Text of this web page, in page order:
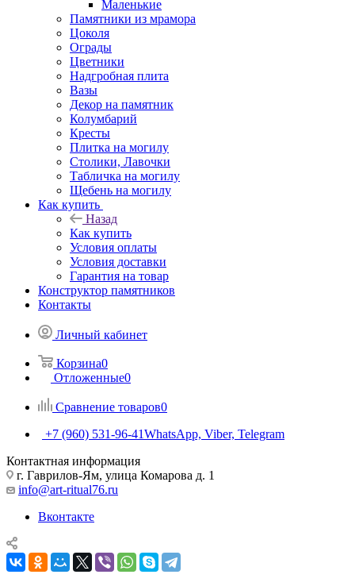
Маленькие
Памятники из мрамора
Цоколя
Ограды
Цветники
Надгробная плита
Вазы
Декор на памятник
Колумбарий
Кресты
Плитка на могилу
Столики, Лавочки
Табличка на могилу
Щебень на могилу
Как купить
Назад
Как купить
Условия оплаты
Условия доставки
Гарантия на товар
Конструктор памятников
Контакты
Личный кабинет
Корзина0
Отложенные0
Сравнение товаров0
+7 (960) 531-96-41WhatsApp, Viber, Telegram
Контактная информация
г. Гаврилов-Ям, улица Комарова д. 1
info@art-ritual76.ru
Вконтакте